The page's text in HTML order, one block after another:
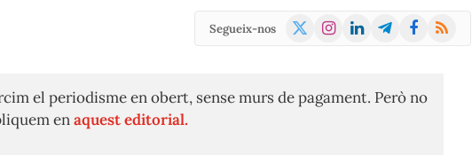
Segueix-nos
X
Instagram
LinkedInTelegramFacebook
RSS
el periodisme en obert, sense murs de pagament. Però no
enaquest editorial.